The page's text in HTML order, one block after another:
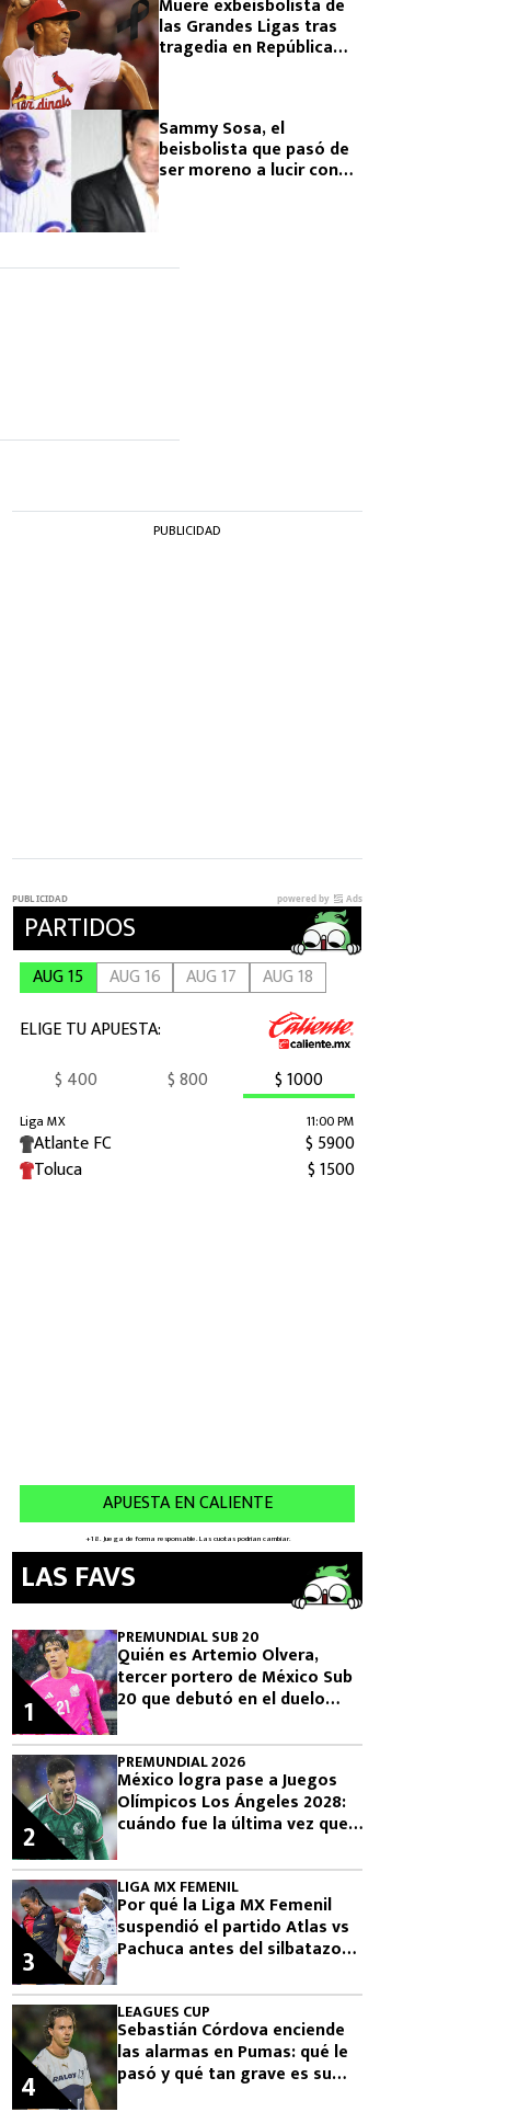
Muere exbeisbolista de
las Grandes Ligas tras
tragedia en República
Sammy Sosa, el
beisbolista que pasó de
ser moreno a lucir con
PUBLICIDAD
LAS FAVS
PREMUNDIAL SUB 20
Quién es Artemio Olvera,
tercer portero de México Sub
20 que debutó en el duelo
olímpico
1
PREMUNDIAL 2026
México logra pase a Juegos
Olímpicos Los Ángeles 2028:
cuándo fue la última vez que
2
LIGA MX FEMENIL
Por qué la Liga MX Femenil
suspendió el partido Atlas vs
Pachuca antes del silbatazo
3
LEAGUES CUP
Sebastián Córdova enciende
las alarmas en Pumas: qué le
pasó y qué tan grave es su
4